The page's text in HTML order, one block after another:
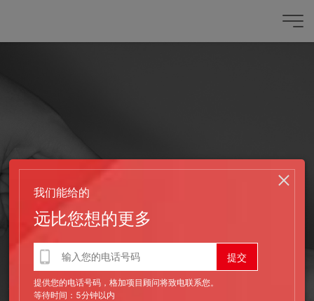
发布时间：2018-09-11
你若懂我，该有多好（作者：莫言）
我们能给的
远比您想的更多
提供您的电话号码，格加项目顾问将致电联系您。
等待时间：5分钟以内